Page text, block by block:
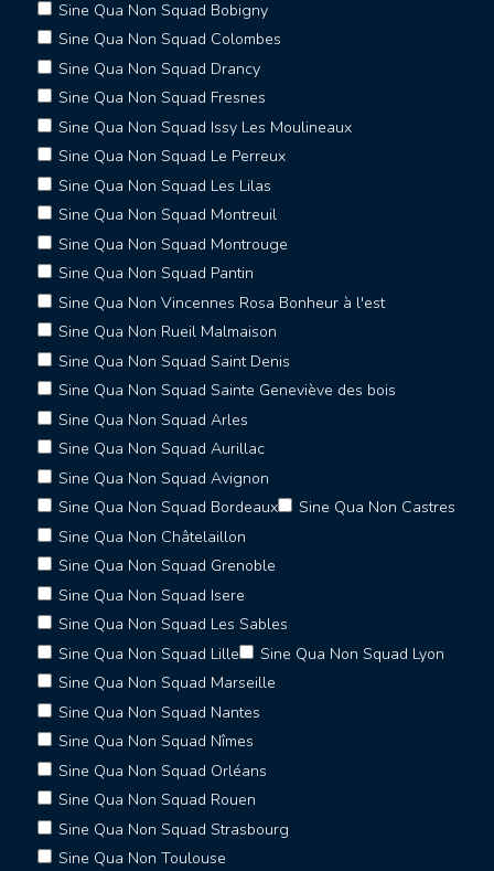
Sine Qua Non Squad Bobigny
Sine Qua Non Squad Colombes
Sine Qua Non Squad Drancy
Sine Qua Non Squad Fresnes
Sine Qua Non Squad Issy Les Moulineaux
Sine Qua Non Squad Le Perreux
Sine Qua Non Squad Les Lilas
Sine Qua Non Squad Montreuil
Sine Qua Non Squad Montrouge
Sine Qua Non Squad Pantin
Sine Qua Non Vincennes Rosa Bonheur à l'est
Sine Qua Non Rueil Malmaison
Sine Qua Non Squad Saint Denis
Sine Qua Non Squad Sainte Geneviève des bois
Sine Qua Non Squad Arles
Sine Qua Non Squad Aurillac
Sine Qua Non Squad Avignon
Sine Qua Non Squad Bordeaux
Sine Qua Non Castres
Sine Qua Non Châtelaillon
Sine Qua Non Squad Grenoble
Sine Qua Non Squad Isere
Sine Qua Non Squad Les Sables
Sine Qua Non Squad Lille
Sine Qua Non Squad Lyon
Sine Qua Non Squad Marseille
Sine Qua Non Squad Nantes
Sine Qua Non Squad Nîmes
Sine Qua Non Squad Orléans
Sine Qua Non Squad Rouen
Sine Qua Non Squad Strasbourg
Sine Qua Non Toulouse